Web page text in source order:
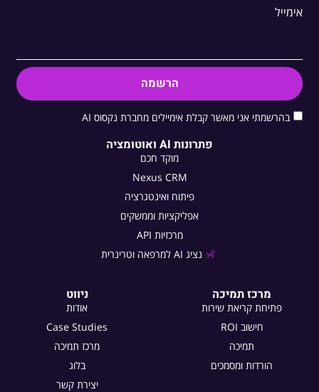
ניווט
אודות
Case Studies
מרכז תמיכה
בלוג
יצירת קשר
פתרונות AI ואוטומציה
מוקד חכם
Nexus CRM
פיתוח ואינטגרציה
אפליקציות וממשקים
מרכזיות API
נציג AI למרפאה וטרינרית
מרכז תמיכה
פתיחת קריאת שירות
חישוב ROI
תמיכה
הורדות ומסמכים
אימייל
בהרשמתי אני מאשר קבלת אימיילים מחברת נקסוס AI
הרשמה